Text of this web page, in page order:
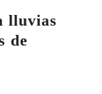
lluvias
de